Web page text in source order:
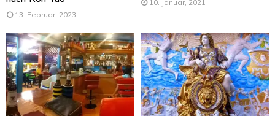
13. Februar, 2023
10. Januar, 2021